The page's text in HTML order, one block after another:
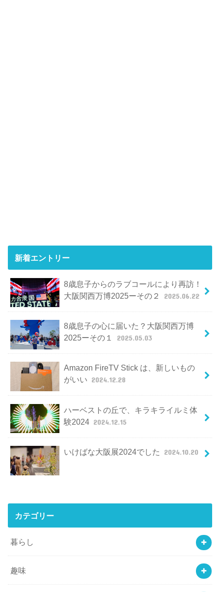
新着エントリー
8歳息子からのラブコールにより再訪！
大阪関西万博2025ーその２
2025.06.22
8歳息子の心に届いた？大阪関西万博
2025ーその１
2025.05.03
Amazon FireTV Stick は、新しいもの
がいい 2024.12.28
ハーベストの丘で、キラキライルミ体
験2024 2024.12.15
いけばな大阪展2024でした 2024.10.20
カテゴリー
暮らし
趣味